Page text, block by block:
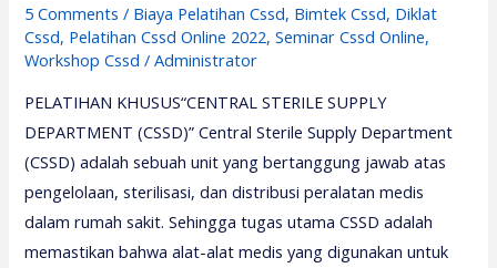
5 Comments / Biaya Pelatihan Cssd, Bimtek Cssd, Diklat
Cssd, Pelatihan Cssd Online 2022,Seminar Cssd Online,
Workshop Cssd /Administrator
PELATIHAN KHUSUS“CENTRAL STERILE SUPPLY
DEPARTMENT (CSSD)” Central Sterile Supply Department
(CSSD) adalah sebuah unit yang bertanggung jawab atas
pengelolaan, sterilisasi, dan distribusi peralatan medis
dalam rumah sakit. Sehingga tugas utama CSSD adalah
memastikan bahwa alat-alat medis yang digunakan untuk